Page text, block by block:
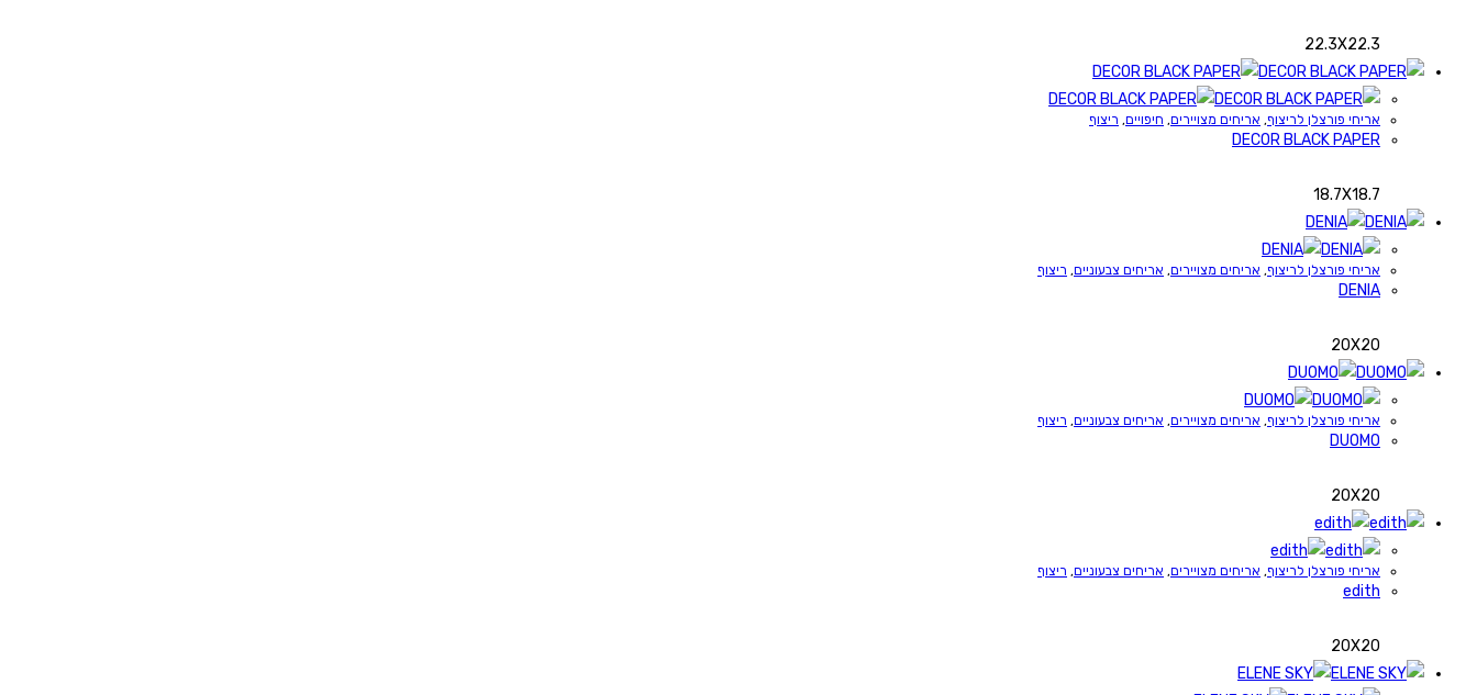
22.3X22.3
אריחי פורצלן לריצוף, אריחים מצויירים, חיפויים, ריצוף
DECOR BLACK PAPER
18.7X18.7
אריחי פורצלן לריצוף, אריחים מצויירים, אריחים צבעוניים, ריצוף
DENIA
20X20
אריחי פורצלן לריצוף, אריחים מצויירים, אריחים צבעוניים, ריצוף
DUOMO
20X20
אריחי פורצלן לריצוף, אריחים מצויירים, אריחים צבעוניים, ריצוף
edith
20X20